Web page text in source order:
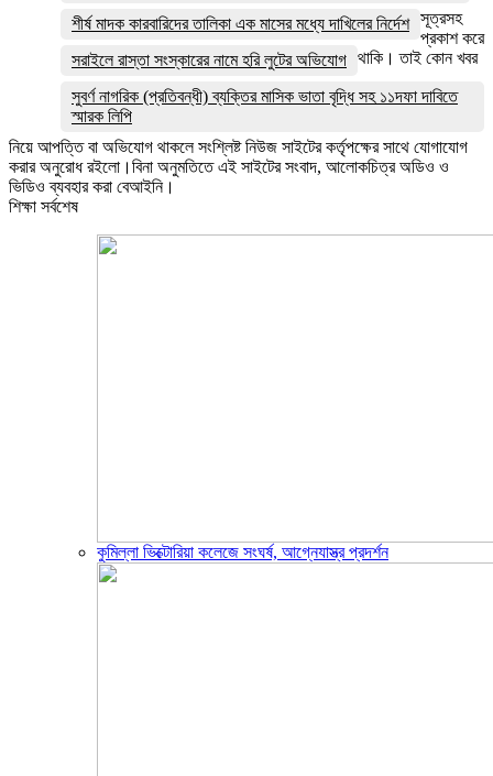
শীর্ষ মাদক কারবারিদের তালিকা এক মাসের মধ্যে দাখিলের নির্দেশ
সরাইলে রাস্তা সংস্কারের নামে হরি লুটের অভিযোগ
সুবর্ণ নাগরিক (প্রতিবন্ধী) ব্যক্তির মাসিক ভাতা বৃদ্ধি সহ ১১দফা দাবিতে
স্মারক লিপি
সূত্রসহ
প্রকাশ করে
থাকি। তাই কোন খবর
নিয়ে আপত্তি বা অভিযোগ থাকলে সংশ্লিষ্ট নিউজ সাইটের কর্তৃপক্ষের সাথে যোগাযোগ
করার অনুরোধ রইলো।বিনা অনুমতিতে এই সাইটের সংবাদ, আলোকচিত্র অডিও ও
ভিডিও ব্যবহার করা বেআইনি।
শিক্ষা সর্বশেষ
কুমিল্লা ভিক্টোরিয়া কলেজে সংঘর্ষ, আগ্নেযাস্ত্র প্রদর্শন